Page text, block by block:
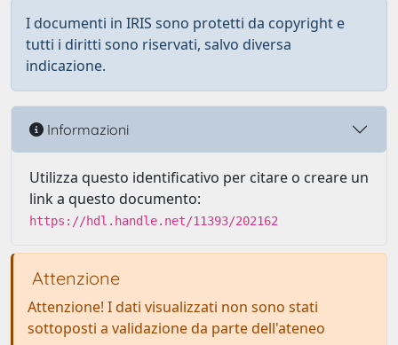
I documenti in IRIS sono protetti da copyright e
tutti i diritti sono riservati, salvo diversa
indicazione.
Informazioni
Utilizza questo identificativo per citare o creare un
link a questo documento:
https://hdl.handle.net/11393/202162
Attenzione
Attenzione! I dati visualizzati non sono stati
sottoposti a validazione da parte dell'ateneo